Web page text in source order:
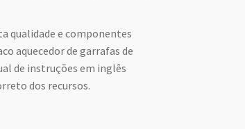
qualidade e componentes
aquecedor de garrafas de
de instruções em inglês
dos recursos.